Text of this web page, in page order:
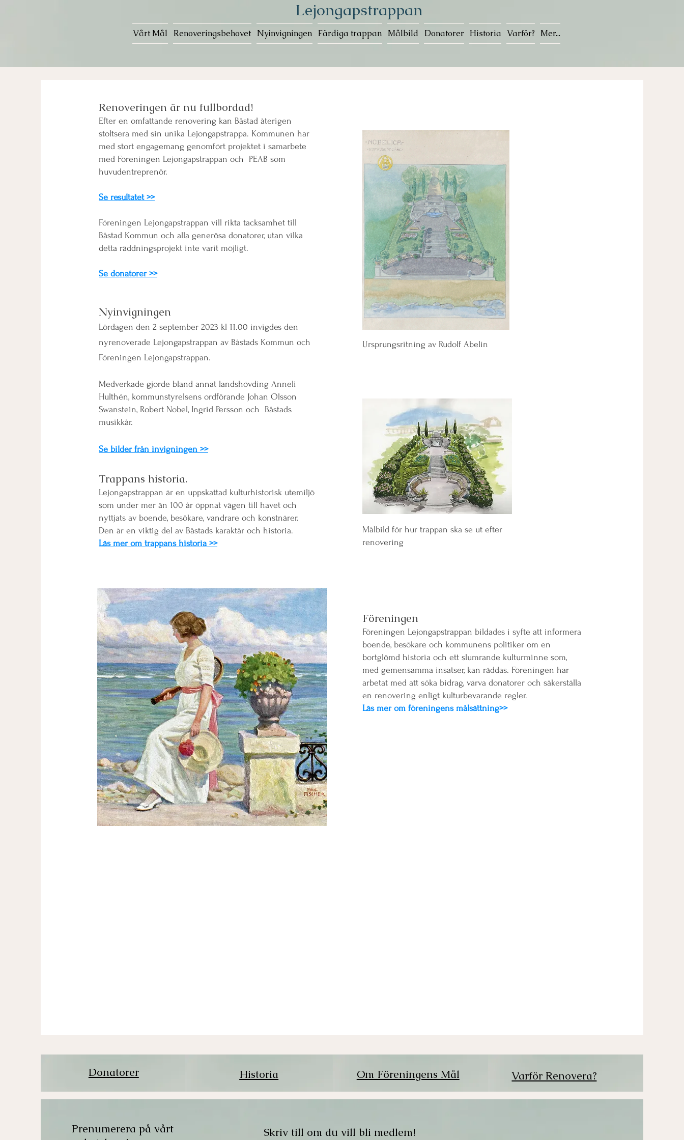
Lejongapstrappan
Vårt Mål Renoveringsbehovet Nyinvigningen Färdiga trappan Målbild Donatorer Historia Varför? Mer...
Renoveringen är nu fullbordad!
Efter en omfattande renovering kan Båstad återigen
stoltsera med sin unika Lejongapstrappa. Kommunen har
med stort engagemang genomfört projektet i samarbete
med Föreningen Lejongapstrappan och PEAB som
huvudentreprenör.
Se resultatet >>
Föreningen Lejongapstrappan vill rikta tacksamhet till
Båstad Kommun och alla generösa donatorer, utan vilka
detta räddningsprojekt inte varit möjligt.
Se donatorer >>
Nyinvigningen
Lördagen den 2 september 2023 kl 11.00 invigdes den
nyrenoverade Lejongapstrappan av Båstads Kommun och
Föreningen Lejongapstrappan.
Medverkade gjorde bland annat landshövding Anneli
Hulthén, kommunstyrelsens ordförande Johan Olsson
Swanstein, Robert Nobel, Ingrid Persson och Båstads
musikkår.
Se bilder från invigningen >>
Trappans historia.
Lejongapstrappan är en uppskattad kulturhistorisk utemiljö
som under mer än 100 år öppnat vägen till havet och
nyttjats av boende, besökare, vandrare och konstnärer.
Den är en viktig del av Båstads karaktär och historia.
Läs mer om trappans historia >>
Ursprungsritning av Rudolf Abelin
Målbild för hur trappan ska se ut efter
renovering
Föreningen
Föreningen Lejongapstrappan bildades i syfte att informera
boende, besökare och kommunens politiker om en
bortglömd historia och ett slumrande kulturminne som,
med gemensamma insatser, kan räddas. Föreningen har
arbetat med att söka bidrag, värva donatorer och säkerställa
en renovering enligt kulturbevarande regler.
Läs mer om föreningens målsättning>>
Donatorer Historia Om Föreningens Mål Varför Renovera?
Prenumerera på vårt
Skriv till om du vill bli medlem!